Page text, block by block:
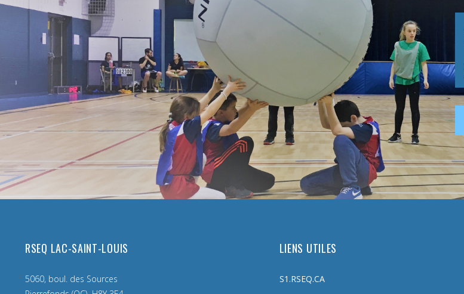
RSEQ LAC-SAINT-LOUIS
5060, boul. des Sources
LIENS UTILES
S1.RSEQ.CA